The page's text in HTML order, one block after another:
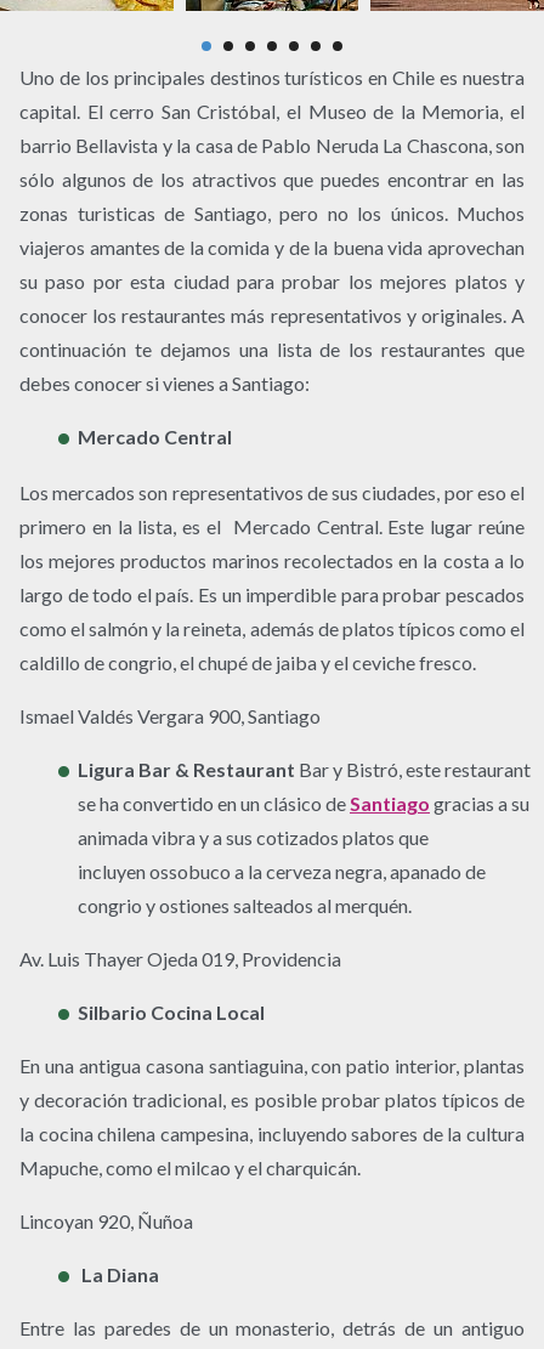
Uno de los principales destinos turísticos en Chile es nuestra
capital. El cerro San Cristóbal, el Museo de la Memoria, el
barrio Bellavista y la casa de Pablo Neruda La Chascona, son
sólo algunos de los atractivos que puedes encontrar en las
zonas turisticas de Santiago, pero no los únicos. Muchos
viajeros amantes de la comida y de la buena vida aprovechan
su paso por esta ciudad para probar los mejores platos y
conocer los restaurantes más representativos y originales. A
continuación te dejamos una lista de los restaurantes que
debes conocer si vienes a Santiago:
Mercado Central
Los mercados son representativos de sus ciudades, por eso el
primero en la lista, es el Mercado Central. Este lugar reúne
los mejores productos marinos recolectados en la costa a lo
largo de todo el país. Es un imperdible para probar pescados
como el salmón y la reineta, además de platos típicos como el
caldillo de congrio, el chupé de jaiba y el ceviche fresco.
Ismael Valdés Vergara 900, Santiago
Ligura Bar & Restaurant Bar y Bistró, este restaurant
se ha convertido en un clásico de Santiago gracias a su
animada vibra y a sus cotizados platos que
incluyen ossobuco a la cerveza negra, apanado de
congrio y ostiones salteados al merquén.
Av. Luis Thayer Ojeda 019, Providencia
Silbario Cocina Local
En una antigua casona santiaguina, con patio interior, plantas
y decoración tradicional, es posible probar platos típicos de
la cocina chilena campesina, incluyendo sabores de la cultura
Mapuche, como el milcao y el charquicán.
Lincoyan 920, Ñuñoa
La Diana
Entre las paredes de un monasterio, detrás de un antiguo